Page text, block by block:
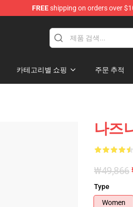
FREEshipping on orders over
카테고리별 쇼핑 주문 추적
나즈
₩49,866
Type
Women